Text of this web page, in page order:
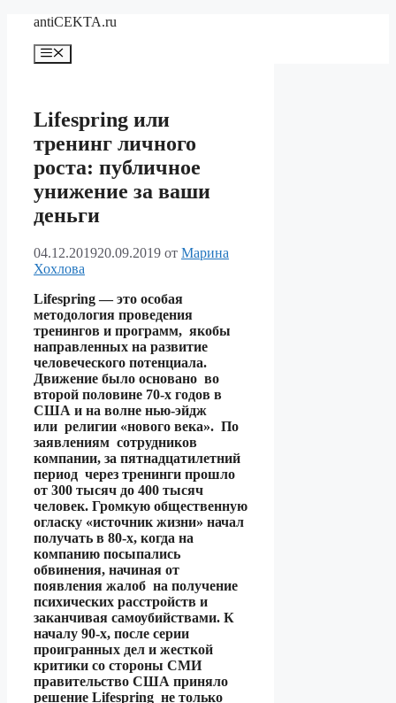
Перейти
содержимому
antiCEKTA.ru
Меню
Lifespring или
тренинг личного
роста: публичное
унижение за ваши
деньги
04.12.201920.09.2019 от Марина
Хохлова
Lifespring — это особая
методология проведения
тренингов и программ, якобы
направленных на развитие
человеческого потенциала.
Движение было основано во
второй половине 70-х годов в
США и на волне нью-эйдж
или религии «нового века». По
заявлениям сотрудников
компании, за пятнадцатилетний
период через тренинги прошло
от 300 тысяч до 400 тысяч
человек. Громкую общественную
огласку «источник жизни» начал
получать в 80-х, когда на
компанию посыпались
обвинения, начиная от
появления жалоб на получение
психических расстройств и
заканчивая самоубийствами. К
началу 90-х, после серии
проигранных дел и жесткой
критики со стороны СМИ
правительство США приняло
решение Lifespring не только